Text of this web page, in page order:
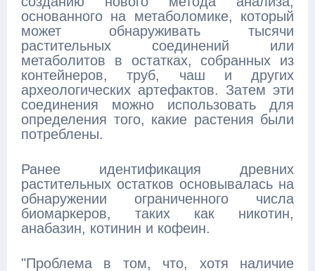
основанного на метаболомике, который
может обнаруживать тысячи
растительных соединений или
метаболитов в остатках, собранных из
контейнеров, труб, чаш и других
археологических артефактов. Затем эти
соединения можно использовать для
определения того, какие растения были
потреблены.
Ранее идентификация древних
растительных остатков основывалась на
обнаружении ограниченного числа
биомаркеров, таких как никотин,
анабазин, котинин и кофеин.
"Проблема в том, что, хотя наличие